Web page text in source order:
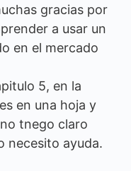
gracias por
a usar un
en el mercado
5, en la
en una hoja y
tnego claro
necesito ayuda.